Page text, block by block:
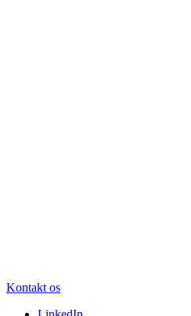
Kontakt os